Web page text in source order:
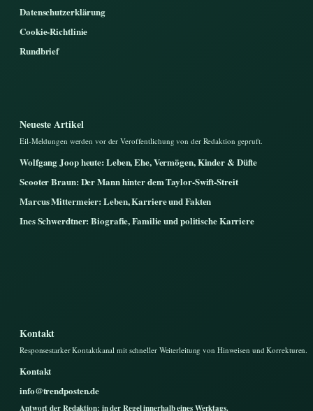
Datenschutzerklärung
Cookie-Richtlinie
Rundbrief
Neueste Artikel
Eil-Meldungen werden vor der Veroffentlichung von der Redaktion gepruft.
Wolfgang Joop heute: Leben, Ehe, Vermögen, Kinder & Düfte
Scooter Braun: Der Mann hinter dem Taylor-Swift-Streit
Marcus Mittermeier: Leben, Karriere und Fakten
Ines Schwerdtner: Biografie, Familie und politische Karriere
Kontakt
Responsestarker Kontaktkanal mit schneller Weiterleitung von Hinweisen und Korrekturen.
Kontakt
info@trendposten.de
Antwort der Redaktion: in der Regel innerhalb eines Werktags.